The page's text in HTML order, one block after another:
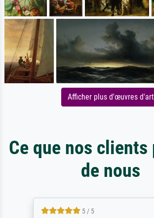
Afficher plus d'œuvres d'art
Ce que nos clients
de nous
5 / 5